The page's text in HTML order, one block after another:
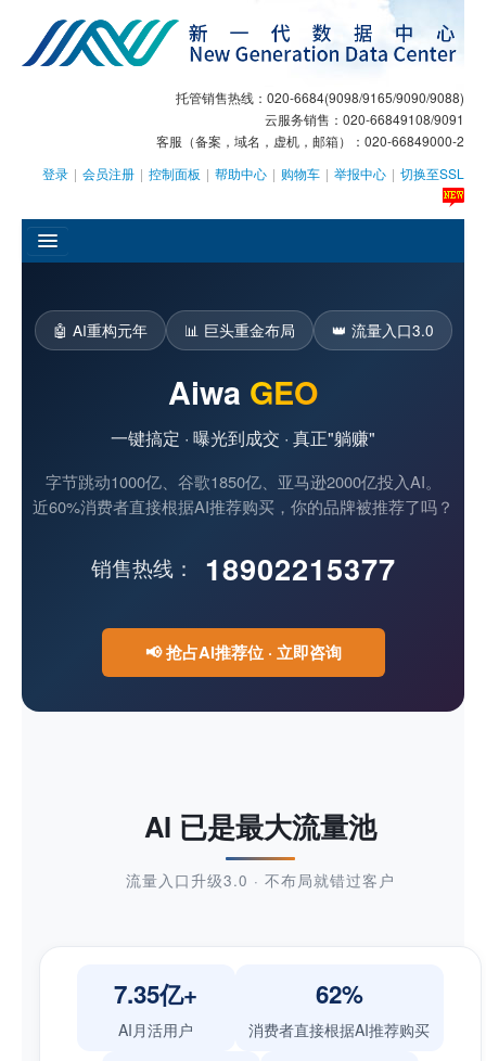
托管销售热线：020-6684(9098/9165/9090/9088)
云服务销售：020-66849108/9091
客服（备案，域名，虚机，邮箱）：020-66849000-2
登录 | 会员注册 | 控制面板 | 帮助中心 | 购物车 | 举报中心 | 切换至SSL
GEO
域名注册
客服中心
🤖 AI重构元年 📊 巨头重金布局 👑 流量入口3.0
Aiwa GEO
一键搞定 · 曝光到成交 · 真正"躺赚"
字节跳动1000亿、谷歌1850亿、亚马逊2000亿投入AI。
近60%消费者直接根据AI推荐购买，你的品牌被推荐了吗？
销售热线： 18902215377
📢抢占AI推荐位 · 立即咨询
AI 已是最大流量池
流量入口升级3.0 · 不布局就错过客户
7.35亿+
AI月活用户
62%
消费者直接根据AI推荐购买